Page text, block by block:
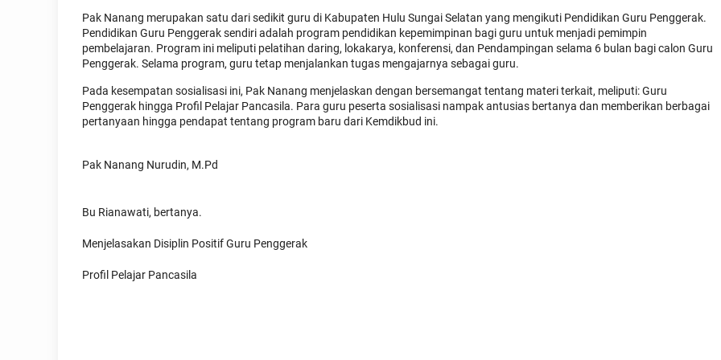
Pak Nanang merupakan satu dari sedikit guru di Kabupaten Hulu Sungai Selatan yang mengikuti Pendidikan Guru Penggerak.
Pendidikan Guru Penggerak sendiri adalah program pendidikan kepemimpinan bagi guru untuk menjadi pemimpin
pembelajaran. Program ini meliputi pelatihan daring, lokakarya, konferensi, dan Pendampingan selama 6 bulan bagi calon Guru
Penggerak. Selama program, guru tetap menjalankan tugas mengajarnya sebagai guru.
Pada kesempatan sosialisasi ini, Pak Nanang menjelaskan dengan bersemangat tentang materi terkait, meliputi: Guru
Penggerak hingga Profil Pelajar Pancasila. Para guru peserta sosialisasi nampak antusias bertanya dan memberikan berbagai
pertanyaan hingga pendapat tentang program baru dari Kemdikbud ini.
Pak Nanang Nurudin, M.Pd
Bu Rianawati, bertanya.
Menjelasakan Disiplin Positif Guru Penggerak
Profil Pelajar Pancasila